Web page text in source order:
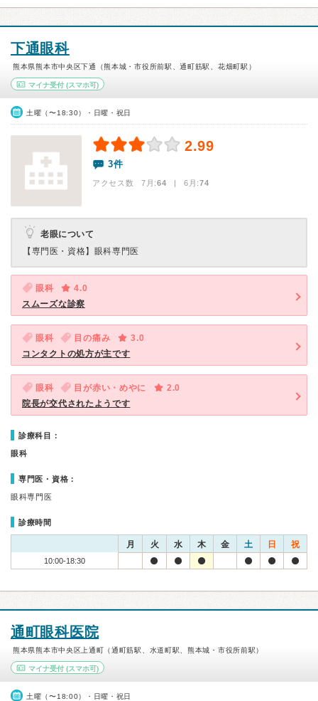
下通眼科
熊本県熊本市中央区下通（熊本城・市役所前駅、通町筋駅、花畑町駅）
マイナ受付 (スマホ可)
土曜（〜18:30）・日曜・祝日
2.99
3件
アクセス数 7月:64 | 6月:74
老眼について
【専門医・資格】 眼科専門医
眼科
4.0
スムーズな診察
眼科 目の痛み
3.0
コンタクトの処方が主です
眼科 目が赤い・めやに
2.0
院長が交代されたようです
診療科目：
眼科
専門医・資格：
眼科専門医
診療時間
月 火 水 木 金 土 日 祝
10:00-18:30
通町眼科医院
熊本県熊本市中央区上通町（通町筋駅、水道町駅、熊本城・市役所前駅）
マイナ受付 (スマホ可)
土曜（〜18:00）・日曜・祝日